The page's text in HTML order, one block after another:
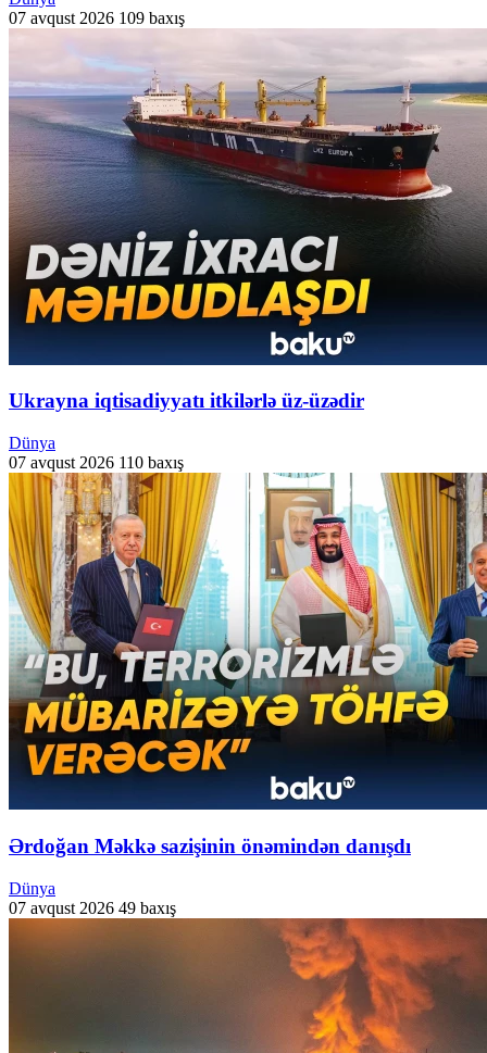
07 avqust 2026 109 baxış
Ukrayna iqtisadiyyatı itkilərlə üz-üzədir
Dünya
07 avqust 2026 110 baxış
Ərdoğan Məkkə sazişinin önəmindən danışdı
Dünya
07 avqust 2026 49 baxış